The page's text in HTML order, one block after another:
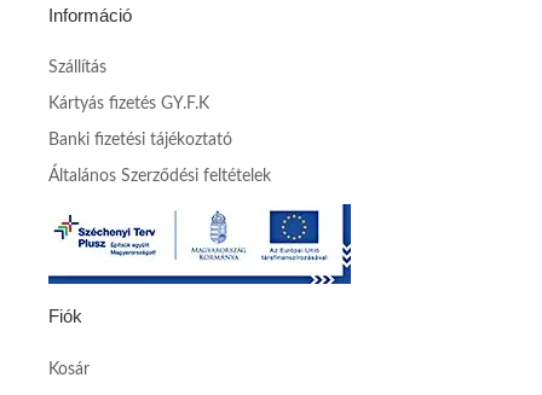
Információ
Szállítás
Kártyás fizetés GY.F.K
Banki fizetési tájékoztató
Általános Szerződési feltételek
Fiók
Kosár